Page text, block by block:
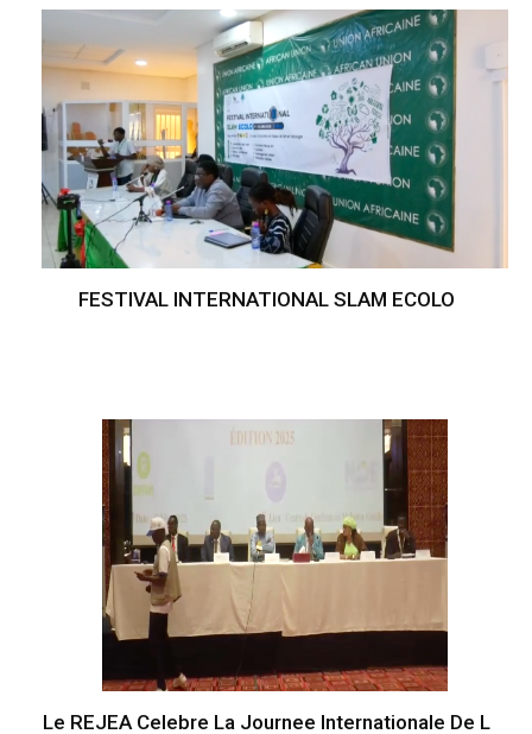
FESTIVAL INTERNATIONAL SLAM ECOLO
Le REJEA Celebre La Journee Internationale De L